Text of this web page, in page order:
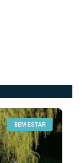
BEM ESTAR